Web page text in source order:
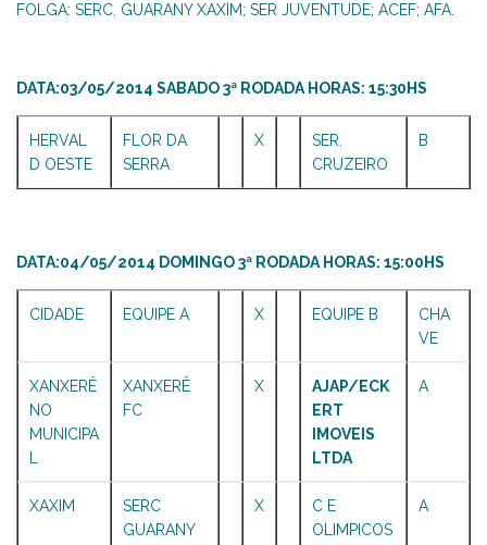
FOLGA: SERC. GUARANY XAXIM; SER JUVENTUDE; ACEF; AFA.
DATA:03/05/2014 SABADO 3ª RODADA HORAS: 15:30HS
HERVAL
D OESTE
FLOR DA
SERRA
X
SER.
CRUZEIRO
B
DATA:04/05/2014 DOMINGO 3ª RODADA HORAS: 15:00HS
CIDADE EQUIPE A X EQUIPE B
CHA
VE
XANXERÊ
NO
MUNICIPA
L
XANXERÊ
FC
X
AJAP/ECK
ERT
IMOVEIS
LTDA
A
XAXIM
SERC
GUARANY
X
C E
OLIMPICOS
A